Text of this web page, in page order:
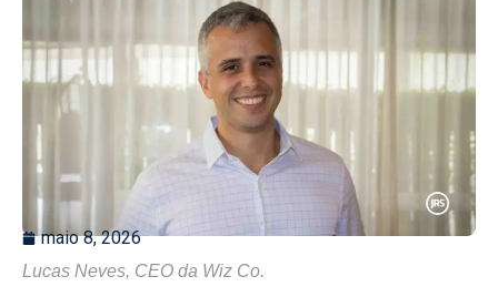
maio 8, 2026
Lucas Neves, CEO da Wiz Co.